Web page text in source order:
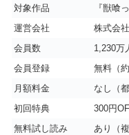
対象作品
『獣喰
運営会社
株式会
会員数
1,230万
会員登録
無料（約
月額料金
なし（
初回特典
300円
無料試し読み
あり（